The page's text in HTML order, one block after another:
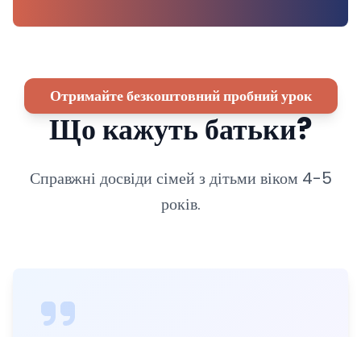
Отримайте безкоштовний пробний урок
Що кажуть батьки?
Справжні досвіди сімей з дітьми віком 4-5
років.